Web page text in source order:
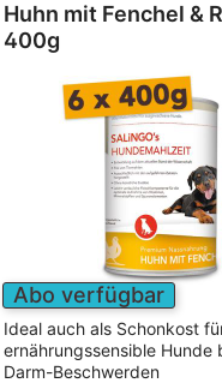
Abo verfügbar
Huhn mit Fenchel &
400g
Ideal auch als Schonkost
ernährungssensible Hunde
Darm-Beschwerden